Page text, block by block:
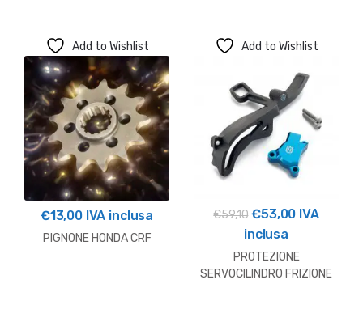
Add to Wishlist
€13,00IVA inclusa
PIGNONE HONDA CRF
Add to Wishlist
€59,10 Il
prezzo
originale
era:
€53,00Il
attuale
è:
IVA
inclusa
PROTEZIONE
SERVOCILINDRO FRIZIONE